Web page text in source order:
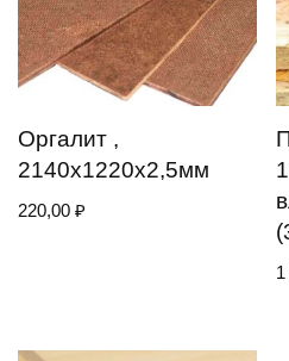
Оргалит ,
2140х1220х2,5мм
220,00 ₽